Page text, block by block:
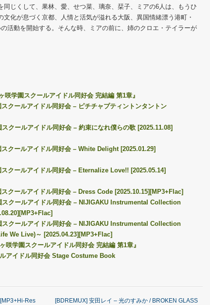
同じくして、果林、愛、せつ菜、璃奈、栞子、ミアの6人は、もうひ
文化が息づく京都、人情と活気が溢れる大阪、異国情緒漂う港町・
活動を開始する。そんな時、ミアの前に、姉のクロエ・テイラーが
咲学園スクールアイドル同好会 完結編 第1章』
クールアイドル同好会 – ピチチャプティントンタントン
クールアイドル同好会 – 約束になれ僕らの歌 [2025.11.08]
クールアイドル同好会 – White Delight [2025.01.29]
クールアイドル同好会 – Eternalize Love!! [2025.05.14]
クールアイドル同好会 – Dress Code [2025.10.15][MP3+Flac]
クールアイドル同好会 – NIJIGAKU Instrumental Collection
クールアイドル同好会 – NIJIGAKU Instrumental Collection
We Live)～ [2025.04.23][MP3+Flac]
咲学園スクールアイドル同好会 完結編 第1章』
アイドル同好会 Stage Costume Book
Res [BDREMUX] 安田レイ – 光のすみか / BROKEN GLASS